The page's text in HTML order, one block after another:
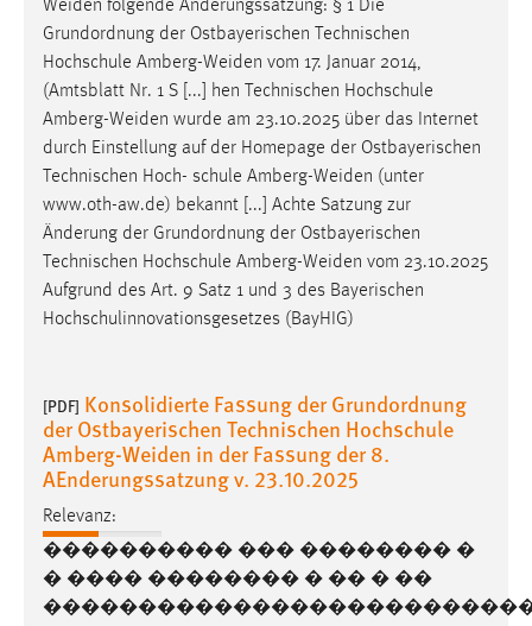
Weiden folgende Änderungssatzung: § 1 Die
Grundordnung der Ostbayerischen Technischen
Hochschule Amberg-Weiden vom 17. Januar 2014,
(Amtsblatt Nr. 1 S [...] hen Technischen Hochschule
Amberg-Weiden wurde am 23.10.2025 über das Internet
durch Einstellung auf der Homepage der Ostbayerischen
Technischen Hoch- schule Amberg-Weiden (unter
www.oth-aw.de) bekannt [...] Achte Satzung zur
Änderung der Grundordnung der Ostbayerischen
Technischen Hochschule Amberg-Weiden vom 23.10.2025
Aufgrund des Art. 9 Satz 1 und 3 des Bayerischen
Hochschulinnovationsgesetzes (BayHIG)
[PDF] Konsolidierte Fassung der Grundordnung
der Ostbayerischen Technischen Hochschule
Amberg-Weiden in der Fassung der 8.
AEnderungssatzung v. 23.10.2025
Relevanz:
���������� ��� �������� �
� ���� �������� � �� � ��
EXTERNE MEDIEN
Um Inhalte von Videoplattformen und Social Media
Plattformen anzeigen zu können, werden von diesen
externen Medien Cookies gesetzt.
YouTube
Vimeo